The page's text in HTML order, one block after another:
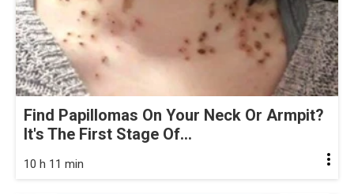
Find Papillomas On Your Neck Or Armpit?
It's The First Stage Of...
10 h 11 min